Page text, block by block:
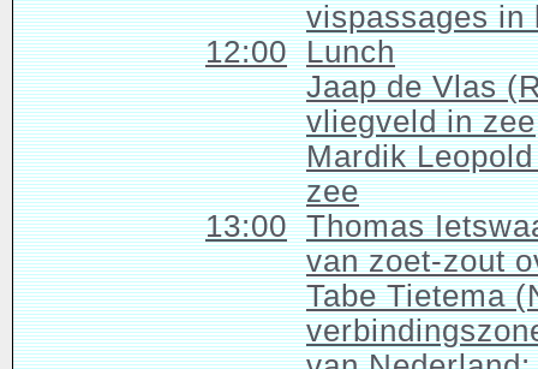
vispassages in
12:00 Lunch
13:00
Jaap de Vlas
vliegveld in zee
Mardik
zee
Thomas
van zoet-zout
Tabe Tietema